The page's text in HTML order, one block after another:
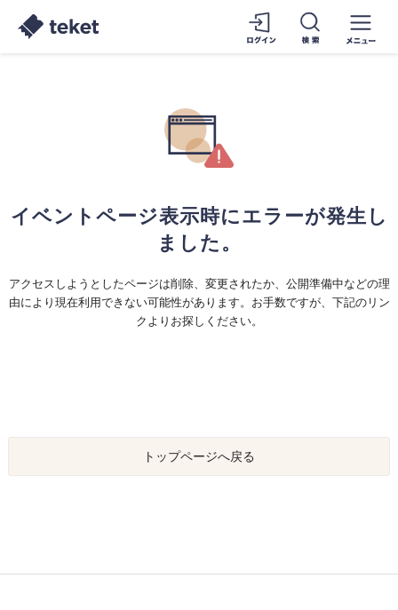
イベントページ表示時にエラーが発生し
ました。
アクセスしようとしたページは削除、変更されたか、公開準備中などの理
由により現在利用できない可能性があります。お手数ですが、下記のリン
クよりお探しください。
トップページへ戻る